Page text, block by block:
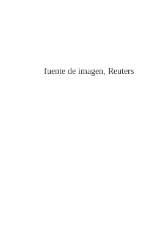
fuente de imagen, Reuters